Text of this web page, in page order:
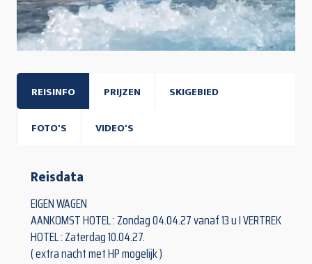
REISINFO PRIJZEN SKIGEBIED
FOTO'S VIDEO'S
Reisdata
EIGEN WAGEN
AANKOMST HOTEL : Zondag 04.04.27 vanaf 13 u I VERTREK
HOTEL : Zaterdag 10.04.27.
( extra nacht met HP mogelijk )